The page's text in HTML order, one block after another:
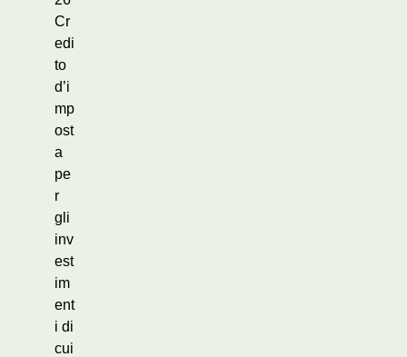
Cr
edi
to
d’i
mp
ost
a
pe
r
gli
inv
est
im
ent
i di
cui